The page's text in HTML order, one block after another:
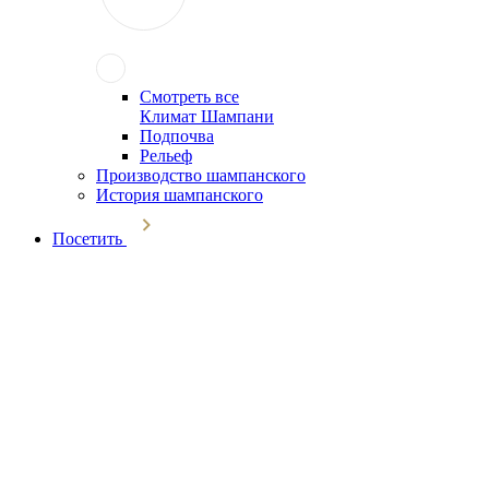
Смотреть все
Климат Шампани
Подпочва
Рельеф
Производство шампанского
История шампанского
Посетить